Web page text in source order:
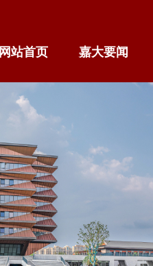
网站首页 嘉大要闻